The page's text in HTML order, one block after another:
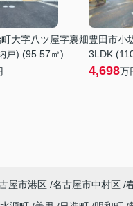
大字八ツ屋字裏畑
戸) (95.57㎡)
豊田市小
3LDK
4,698万
屋市港区 名古屋市中村区